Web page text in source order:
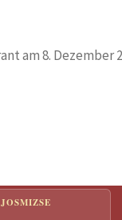
am 8. Dezember